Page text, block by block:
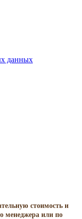
данных
стоимость и
менеджера или по